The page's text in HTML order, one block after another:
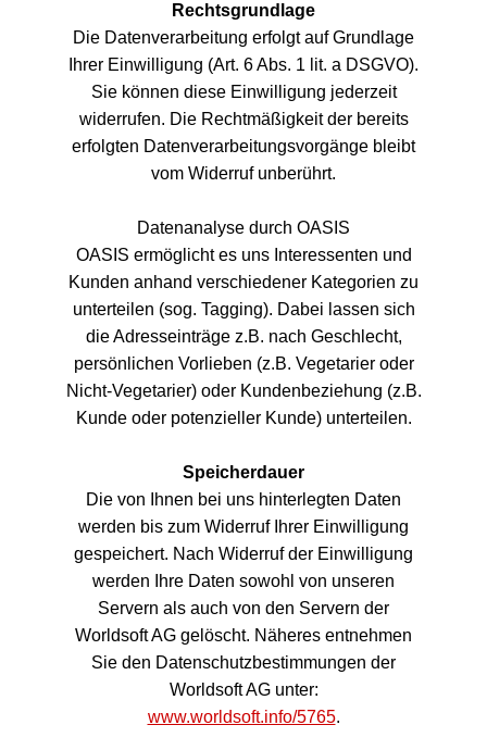
Rechtsgrundlage
Die Datenverarbeitung erfolgt auf Grundlage
Ihrer Einwilligung (Art. 6 Abs. 1 lit. a DSGVO).
Sie können diese Einwilligung jederzeit
widerrufen. Die Rechtmäßigkeit der bereits
erfolgten Datenverarbeitungsvorgänge bleibt
vom Widerruf unberührt.
Datenanalyse durch OASIS
OASIS ermöglicht es uns Interessenten und
Kunden anhand verschiedener Kategorien zu
unterteilen (sog. Tagging). Dabei lassen sich
die Adresseinträge z.B. nach Geschlecht,
persönlichen Vorlieben (z.B. Vegetarier oder
Nicht-Vegetarier) oder Kundenbeziehung (z.B.
Kunde oder potenzieller Kunde) unterteilen.
Speicherdauer
Die von Ihnen bei uns hinterlegten Daten
werden bis zum Widerruf Ihrer Einwilligung
gespeichert. Nach Widerruf der Einwilligung
werden Ihre Daten sowohl von unseren
Servern als auch von den Servern der
Worldsoft AG gelöscht. Näheres entnehmen
Sie den Datenschutzbestimmungen der
Worldsoft AG unter:
www.worldsoft.info/5765.